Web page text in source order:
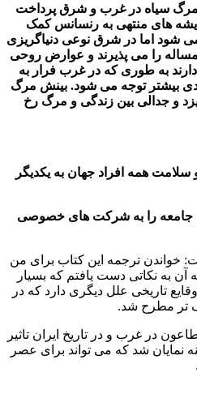
مرگ سیاه در غرب و شرق پرداخت
های منتهی به رنسانس کمک
شود اما در شرق نوعی دنیاگریزی
را می پذیرند و عوارض روحی
به طوری که در غرب فرار به
بیشتر توجه می شود. بینش مرگ
و جدالی بین زندگی و مرگ رخ
همه افراد جهان به یکدیگر
جامعه را به شرکت های خصوصی
خواندن ترجمه این کتاب برای من
آن به نکاتی دست یافتم که بسیار
تاریخی علل دیگری دارد که در
تر مطرح شد.
در غرب و در تاریخ ایران تاثیر
نمایان شد که می تواند برای عصر